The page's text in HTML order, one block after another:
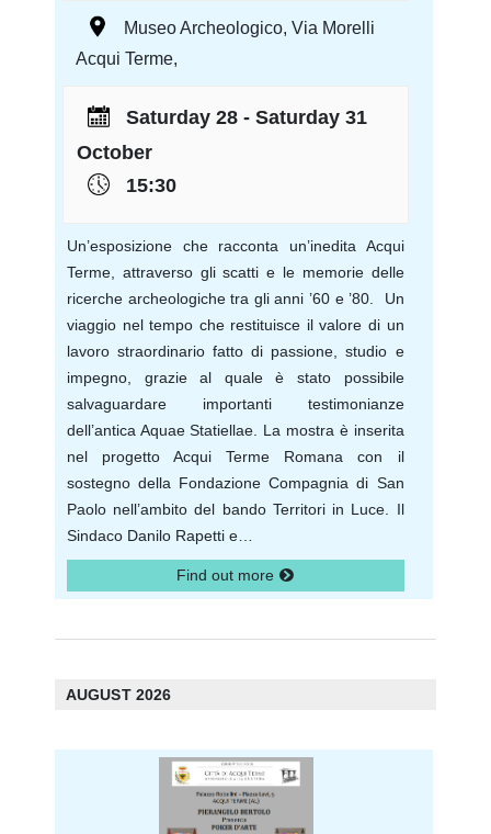
Museo Archeologico, Via Morelli
Acqui Terme,
Saturday 28 - Saturday 31
October
15:30
Un’esposizione che racconta un’inedita Acqui
Terme, attraverso gli scatti e le memorie delle
ricerche archeologiche tra gli anni ’60 e ’80. Un
viaggio nel tempo che restituisce il valore di un
lavoro straordinario fatto di passione, studio e
impegno, grazie al quale è stato possibile
salvaguardare importanti testimonianze
dell’antica Aquae Statiellae. La mostra è inserita
nel progetto Acqui Terme Romana con il
sostegno della Fondazione Compagnia di San
Paolo nell’ambito del bando Territori in Luce. Il
Sindaco Danilo Rapetti e…
Find out more
AUGUST 2026